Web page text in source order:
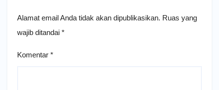
Alamat email Anda tidak akan dipublikasikan. Ruas yang
wajib ditandai *
Komentar *